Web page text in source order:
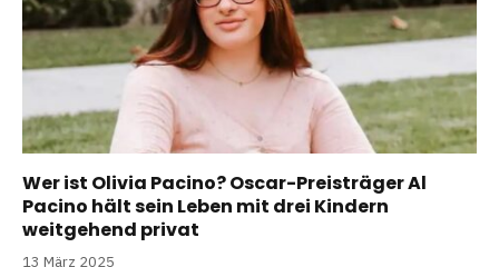
Wer ist Olivia Pacino? Oscar-Preisträger Al
Pacino hält sein Leben mit drei Kindern
weitgehend privat
13 März 2025